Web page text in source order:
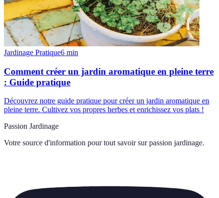
Jardinage Pratique6 min
Comment créer un jardin aromatique en pleine terre
: Guide pratique
Découvrez notre guide pratique pour créer un jardin aromatique en
pleine terre. Cultivez vos propres herbes et enrichissez vos plats !
Passion Jardinage
Votre source d'information pour tout savoir sur passion jardinage.